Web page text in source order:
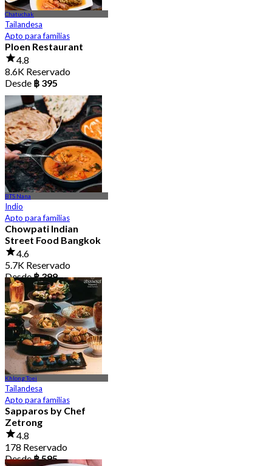
Chatuchak
Tailandesa
Apto para familias
Ploen Restaurant
4.8
8.6K Reservado
Desde ฿ 395
BTS Nana
Indio
Apto para familias
Chowpati Indian
Street Food Bangkok
4.6
5.7K Reservado
Desde฿ 399
Khlong Toei
Tailandesa
Apto para familias
Sapparos by Chef
Zetrong
4.8
178 Reservado
Desde฿ 595